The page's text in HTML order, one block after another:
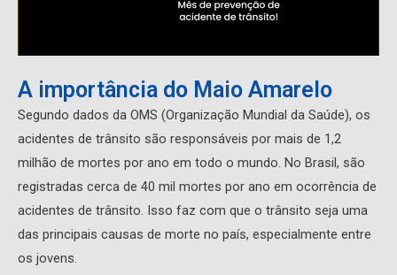
A importância do Maio Amarelo
Segundo dados da OMS (Organização Mundial da Saúde), os
acidentes de trânsito são responsáveis ​​por mais de 1,2
milhão de mortes por ano em todo o mundo. No Brasil, são
registradas cerca de 40 mil mortes por ano em ocorrência de
acidentes de trânsito. Isso faz com que o trânsito seja uma
das principais causas de morte no país, especialmente entre
os jovens.